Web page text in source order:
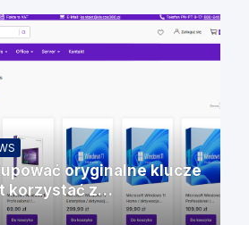
oryginalne klucze
korzystać z
źródeł?